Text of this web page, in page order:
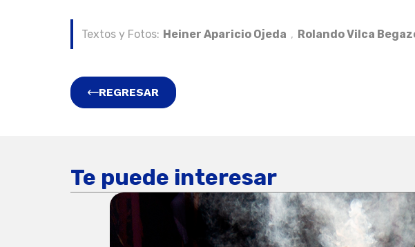
Textos y Fotos: Heiner Aparicio Ojeda , Rolando Vilca
REGRESAR
Te puede interesar